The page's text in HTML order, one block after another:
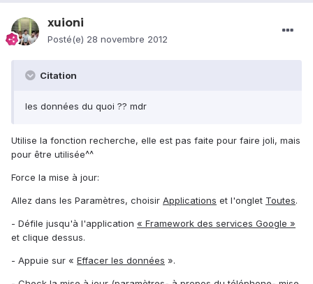
xuioni
Posté(e) 28 novembre 2012
Citation
les données du quoi ?? mdr
Utilise la fonction recherche, elle est pas faite pour faire joli, mais
pour être utilisée^^
Force la mise à jour:
Allez dans les Paramètres, choisir Applications et l'onglet Toutes.
- Défile jusqu'à l'application « Framework des services Google »
et clique dessus.
- Appuie sur « Effacer les données ».